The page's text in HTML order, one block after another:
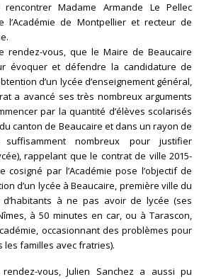
Madame Armande Le Pellec
l’Académie de Montpellier et recteur de
rendez-vous, que le Maire de Beaucaire
évoquer et défendre la candidature de
d’un lycée d’enseignement général,
a avancé ses très nombreux arguments
par la quantité d’élèves scolarisés
canton de Beaucaire et dans un rayon de
nombreux pour justifier
rappelant que le contrat de ville 2015-
cosigné par l’Académie pose l’objectif de
d’un lycée à Beaucaire, première ville du
à ne pas avoir de lycée (ses
à 50 minutes en car, ou à Tarascon,
occasionnant des problèmes pour
les familles avec fratries).
vous, Julien Sanchez a aussi pu